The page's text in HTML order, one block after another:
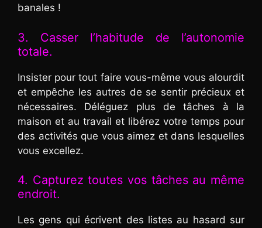
banales !
3. Casser l’habitude de l’autonomie
totale.
Insister pour tout faire vous-même vous alourdit
et empêche les autres de se sentir précieux et
nécessaires. Déléguez plus de tâches à la
maison et au travail et libérez votre temps pour
des activités que vous aimez et dans lesquelles
vous excellez.
4. Capturez toutes vos tâches au même
endroit.
Les gens qui écrivent des listes au hasard sur